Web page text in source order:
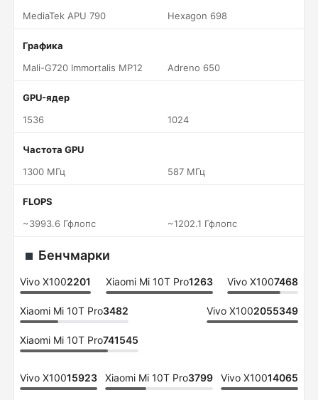
MediaTek APU 790
Hexagon 698
Графика
Mali-G720 Immortalis MP12
Adreno 650
GPU-ядер
1536
1024
Частота GPU
1300 МГц
587 МГц
FLOPS
~3993.6 Гфлопс
~1202.1 Гфлопс
Бенчмарки
Vivo X1002201 Xiaomi Mi 10T Pro1263 Vivo X1007468
Xiaomi Mi 10T Pro3482 Vivo X1002055349
Xiaomi Mi 10T Pro741545
Vivo X10015923 Xiaomi Mi 10T Pro3799 Vivo X10014065